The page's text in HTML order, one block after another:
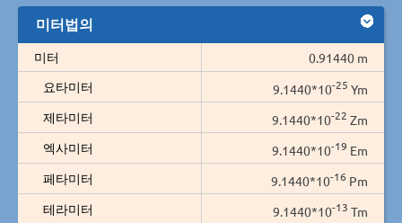
미터법의
미터
0.91440 m
요타미터
9.1440*10-25 Ym
제타미터
9.1440*10-22 Zm
엑사미터
9.1440*10-19 Em
페타미터
9.1440*10-16 Pm
테라미터
9.1440*10-13 Tm